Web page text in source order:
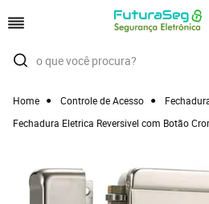
Home Controle de Acesso
Fechadura Eletrica Reversivel com Botão